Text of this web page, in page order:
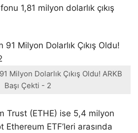
fonu 1,81 milyon dolarlık çıkış
Milyon Dolarlık Çıkış Oldu! ARKB
Başı Çekti - 2
Trust (ETHE) ise 5,4 milyon
Ethereum ETF’leri arasında